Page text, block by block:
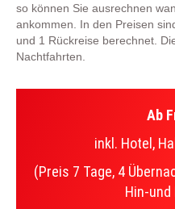
so können Sie ausrechnen
ankommen. In den Preisen
und 1 Rückreise berechnet.
Nachtfahrten.
Ab
inkl. Hotel,
(Preis 7 Tage, 4
Hin-und